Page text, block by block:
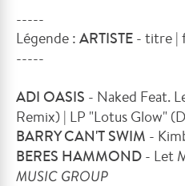
-----
Légende : ARTISTE - titre |
-----
ADI OASIS - Naked Feat.
Remix) | LP "Lotus Glow"
BARRY CAN'T SWIM -
BERES HAMMOND - Let
MUSIC GROUP